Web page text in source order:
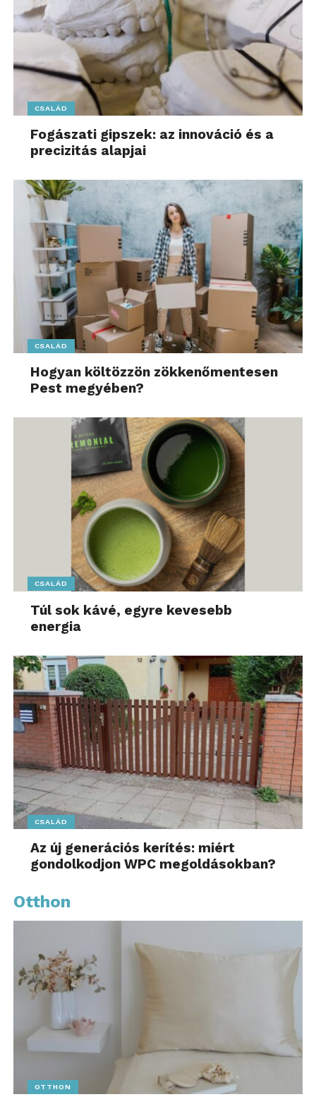
CSALÁD
Fogászati gipszek: az innováció és a
precizitás alapjai
CSALÁD
Hogyan költözzön zökkenőmentesen
Pest megyében?
CSALÁD
Túl sok kávé, egyre kevesebb
energia
CSALÁD
Az új generációs kerítés: miért
gondolkodjon WPC megoldásokban?
Otthon
OTTHON